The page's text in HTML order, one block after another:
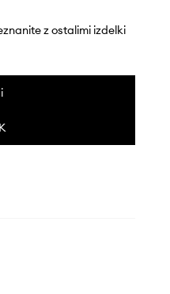
z ostalimi izdelki